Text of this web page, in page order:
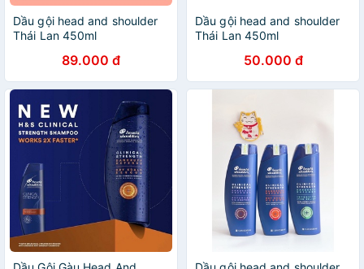
Dầu gội head and shoulder
Thái Lan 450ml
89.000 đ
Dầu gội head and shoulder
Thái Lan 450ml
50.000 đ